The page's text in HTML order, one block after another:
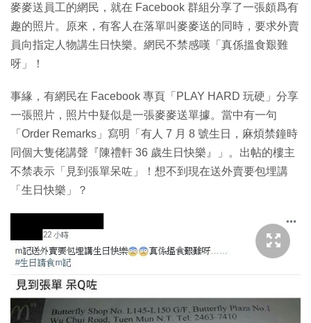
麥麥送員工的網民，就在 Facebook 群組分享了一張頗爲有
趣的照片。原來，有客人在落單叫麥麥送的同時，要求外賣
員向指定人物講生日快樂。網民不禁感嘆「真係搵食艱難
呀」！
事緣，有網民在 Facebook 專頁「PLAY HARD 玩硬」分享
一張照片，照片中疑似是一張麥麥送單據。當中有一句
「Order Remarks」寫明「有人 7 月 8 號生日，麻煩禁鐘時
同個大隻佬講聲『陳禮軒 36 歲生日快樂』」。出帖的樓主
不禁表示「見到張單呆咗」！想不到現在送外賣要包埋講
「生日快樂」？